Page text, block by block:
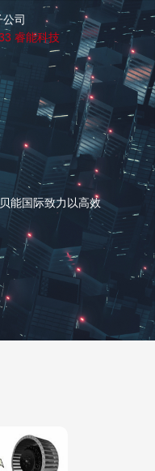
司
睿能科技
能国际致力以高效